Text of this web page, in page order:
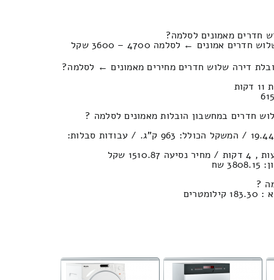
חדרים מאמונים לסלמה?
אמונים ← לסלמה 4700 – 3600 שקל
דירה שלוש חדרים מחירים מאמונים ← לסלמה?
חדרים במחשבון הובלות מאמונים לסלמה ?
נפח הובלה (חפצים) : 19.44м³ / המשקל הכולל: 963 ק”ג. / עבודות סבלות:
שח
?